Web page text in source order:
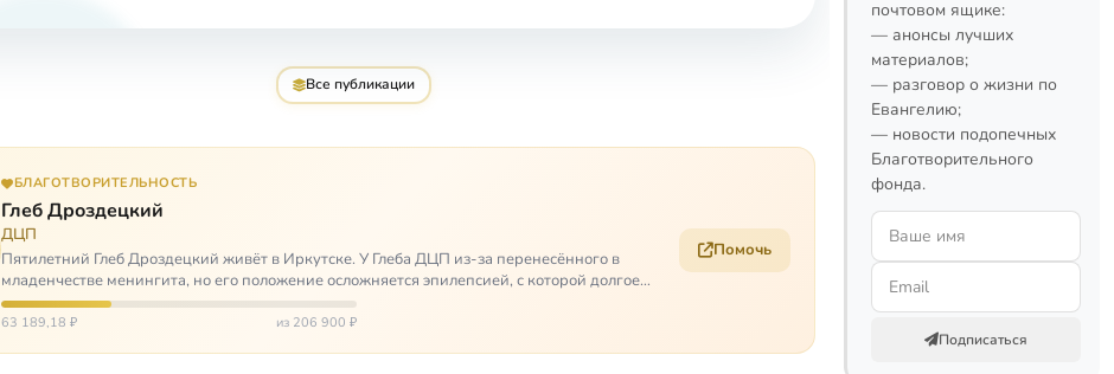
Все публикации
БЛАГОТВОРИТЕЛЬНОСТЬ
Глеб Дроздецкий
ДЦП
Пятилетний Глеб Дроздецкий живёт в Иркутске. У Глеба ДЦП из-за перенесённого в
младенчестве менингита, но его положение осложняется эпилепсией, с которой долгое
время была невозмож…
63 189,18 ₽ из 206 900 ₽
Помочь
почтовом ящике:
— анонсы лучших
материалов;
— разговор о жизни по
Евангелию;
— новости подопечных
Благотворительного
фонда.
Подписаться